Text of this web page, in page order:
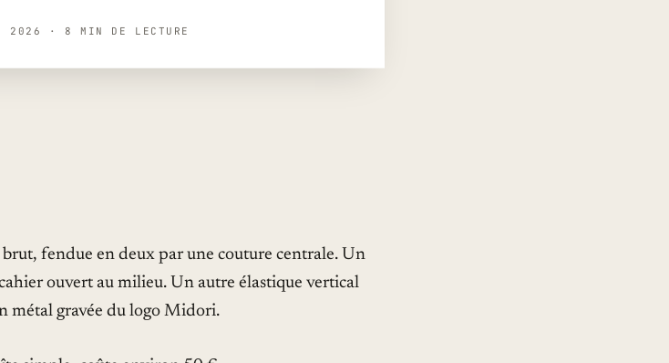
2026 · 8 MIN DE LECTURE
fendue en deux par une couture centrale. Un
ouvert au milieu. Un autre élastique vertical
métal gravée du logo Midori.